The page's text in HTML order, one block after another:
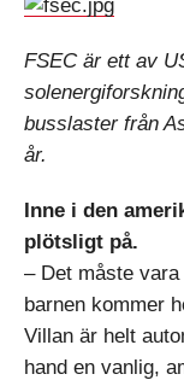
FSEC är ett av
busslaster från
år.
Inne i den
plötsligt på.
– Det måste
barnen kommer
Villan är helt
hand en vanlig,